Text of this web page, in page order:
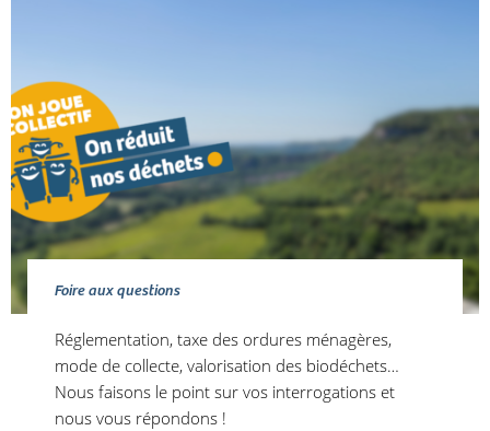
Foire aux questions
Réglementation, taxe des ordures ménagères,
mode de collecte, valorisation des biodéchets…
Nous faisons le point sur vos interrogations et
nous vous répondons !